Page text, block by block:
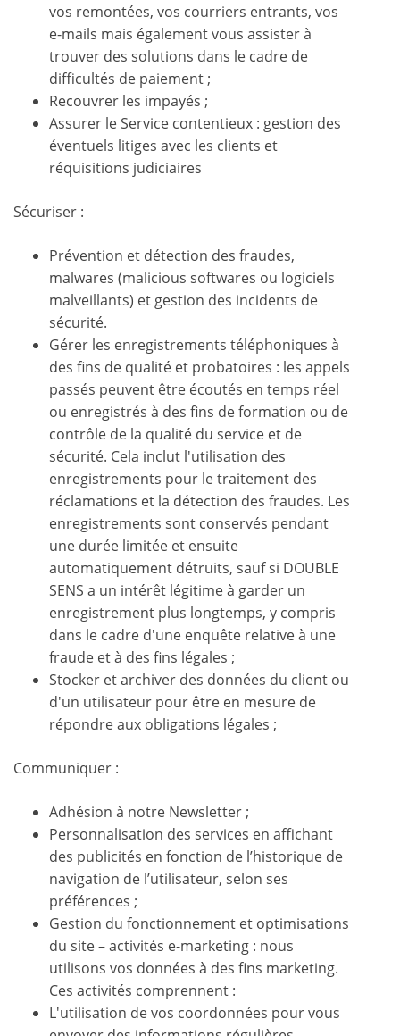
vos remontées, vos courriers entrants, vos
e-mails mais également vous assister à
trouver des solutions dans le cadre de
difficultés de paiement ;
Recouvrer les impayés ;
Assurer le Service contentieux : gestion des
éventuels litiges avec les clients et
réquisitions judiciaires
Sécuriser :
Prévention et détection des fraudes,
malwares (malicious softwares ou logiciels
malveillants) et gestion des incidents de
sécurité.
Gérer les enregistrements téléphoniques à
des fins de qualité et probatoires : les appels
passés peuvent être écoutés en temps réel
ou enregistrés à des fins de formation ou de
contrôle de la qualité du service et de
sécurité. Cela inclut l'utilisation des
enregistrements pour le traitement des
réclamations et la détection des fraudes. Les
enregistrements sont conservés pendant
une durée limitée et ensuite
automatiquement détruits, sauf si DOUBLE
SENS a un intérêt légitime à garder un
enregistrement plus longtemps, y compris
dans le cadre d'une enquête relative à une
fraude et à des fins légales ;
Stocker et archiver des données du client ou
d'un utilisateur pour être en mesure de
répondre aux obligations légales ;
Communiquer :
Adhésion à notre Newsletter ;
Personnalisation des services en affichant
des publicités en fonction de l’historique de
navigation de l’utilisateur, selon ses
préférences ;
Gestion du fonctionnement et optimisations
du site – activités e-marketing : nous
utilisons vos données à des fins marketing.
Ces activités comprennent :
L'utilisation de vos coordonnées pour vous